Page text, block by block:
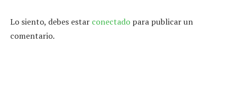
Lo siento, debes estar conectado para publicar un
comentario.